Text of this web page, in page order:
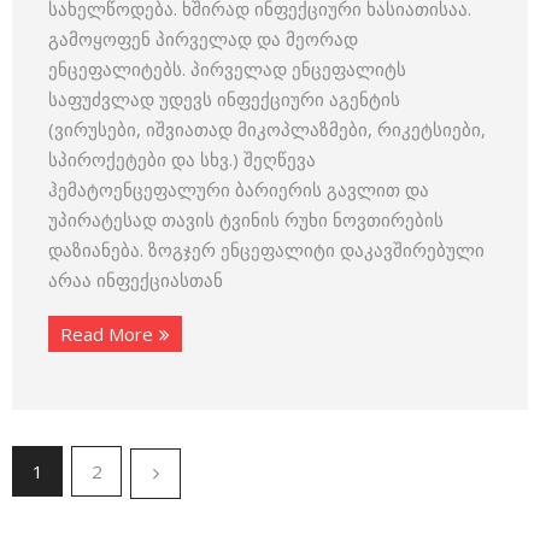
სახელწოდება. ხშირად ინფექციური ხასიათისაა.
გამოყოფენ პირველად და მეორად
ენცეფალიტებს. პირველად ენცეფალიტს
საფუძვლად უდევს ინფექციური აგენტის
(ვირუსები, იშვიათად მიკოპლაზმები, რიკეტსიები,
სპიროქეტები და სხვ.) შეღწევა
ჰემატოენცეფალური ბარიერის გავლით და
უპირატესად თავის ტვინის რუხი ნოვთირების
დაზიანება. ზოგჯერ ენცეფალიტი დაკავშირებული
არაა ინფექციასთან
Read More
1 2